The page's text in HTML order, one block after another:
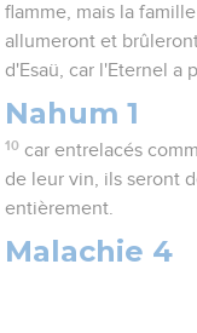
flamme, mais la
allumeront et
d'Esaü, car l'Eternel a
Nahum 1
10 car entrelacés
de leur vin, ils seront
entièrement.
Malachie 4